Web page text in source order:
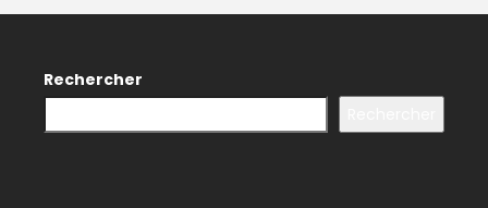
Rechercher